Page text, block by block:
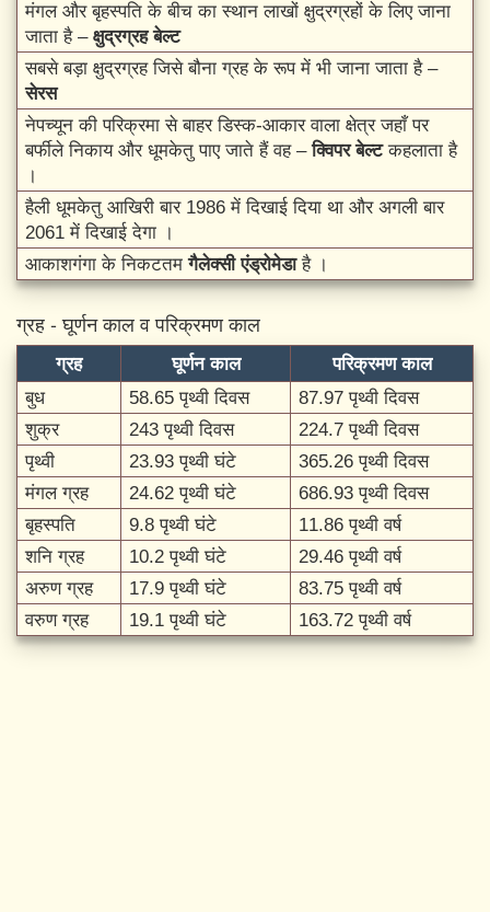
मंगल और बृहस्पति के बीच का स्थान लाखों क्षुद्रग्रहों के लिए जाना
जाता है – क्षुद्रग्रह बेल्ट
सबसे बड़ा क्षुद्रग्रह जिसे बौना ग्रह के रूप में भी जाना जाता है –
सेरस
नेपच्यून की परिक्रमा से बाहर डिस्क-आकार वाला क्षेत्र जहाँ पर
बर्फीले निकाय और धूमकेतु पाए जाते हैं वह –क्विपर बेल्टकहलाता है
।
हैली धूमकेतु आखिरी बार 1986 में दिखाई दिया था और अगली बार
2061 में दिखाई देगा ।
आकाशगंगा के निकटतमगैलेक्सी एंड्रोमेडाहै ।
ग्रह - घूर्णन काल व परिक्रमण काल
ग्रह घूर्णन काल
परिक्रमण काल
बुध
58.65 पृथ्वी दिवस
87.97 पृथ्वी दिवस
शुक्र
243 पृथ्वी दिवस
224.7 पृथ्वी दिवस
पृथ्वी
23.93 पृथ्वी घंटे
365.26 पृथ्वी दिवस
मंगल ग्रह
24.62 पृथ्वी घंटे
686.93 पृथ्वी दिवस
बृहस्पति
9.8 पृथ्वी घंटे
11.86 पृथ्वी वर्ष
शनि ग्रह
10.2 पृथ्वी घंटे
29.46 पृथ्वी वर्ष
अरुण ग्रह
17.9 पृथ्वी घंटे
83.75 पृथ्वी वर्ष
वरुण ग्रह
19.1 पृथ्वी घंटे 163.72 पृथ्वी वर्ष